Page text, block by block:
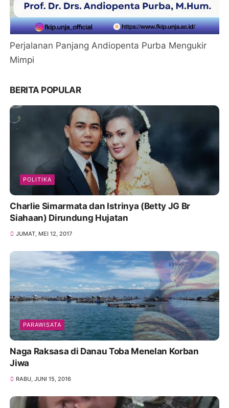
Perjalanan Panjang Andiopenta Purba Mengukir
Mimpi
BERITA POPULAR
POLITIKA
Charlie Simarmata dan Istrinya (Betty JG Br
Siahaan) Dirundung Hujatan
JUMAT, MEI 12, 2017
PARAWISATA
Naga Raksasa di Danau Toba Menelan Korban
Jiwa
RABU, JUNI 15, 2016